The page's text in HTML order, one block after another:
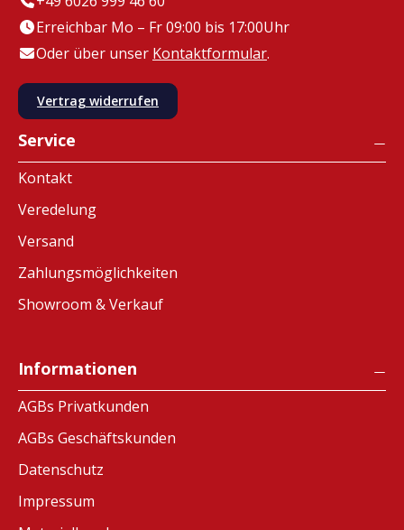
Erreichbar Mo – Fr 09:00 bis 17:00Uhr
Oder über unser Kontaktformular.
Vertrag widerrufen
Service
Kontakt
Veredelung
Versand
Zahlungsmöglichkeiten
Showroom & Verkauf
Informationen
AGBs Privatkunden
AGBs Geschäftskunden
Datenschutz
Impressum